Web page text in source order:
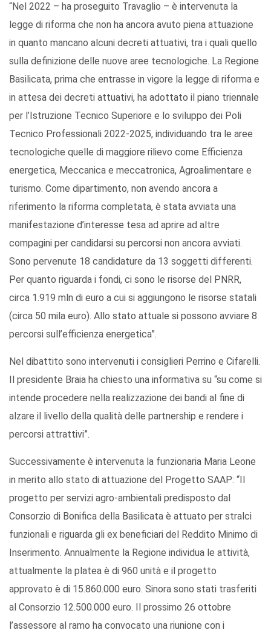
“Nel 2022 – ha proseguito Travaglio – è intervenuta la
legge di riforma che non ha ancora avuto piena attuazione
in quanto mancano alcuni decreti attuativi, tra i quali quello
sulla definizione delle nuove aree tecnologiche. La Regione
Basilicata, prima che entrasse in vigore la legge di riforma e
in attesa dei decreti attuativi, ha adottato il piano triennale
per l’Istruzione Tecnico Superiore e lo sviluppo dei Poli
Tecnico Professionali 2022-2025, individuando tra le aree
tecnologiche quelle di maggiore rilievo come Efficienza
energetica, Meccanica e meccatronica, Agroalimentare e
turismo. Come dipartimento, non avendo ancora a
riferimento la riforma completata, è stata avviata una
manifestazione d’interesse tesa ad aprire ad altre
compagini per candidarsi su percorsi non ancora avviati.
Sono pervenute 18 candidature da 13 soggetti differenti.
Per quanto riguarda i fondi, ci sono le risorse del PNRR,
circa 1.919 mln di euro a cui si aggiungono le risorse statali
(circa 50 mila euro). Allo stato attuale si possono avviare 8
percorsi sull’efficienza energetica”.
Nel dibattito sono intervenuti i consiglieri Perrino e Cifarelli.
Il presidente Braia ha chiesto una informativa su “su come si
intende procedere nella realizzazione dei bandi al fine di
alzare il livello della qualità delle partnership e rendere i
percorsi attrattivi”.
Successivamente è intervenuta la funzionaria Maria Leone
in merito allo stato di attuazione del Progetto SAAP: “Il
progetto per servizi agro-ambientali predisposto dal
Consorzio di Bonifica della Basilicata è attuato per stralci
funzionali e riguarda gli ex beneficiari del Reddito Minimo di
Inserimento. Annualmente la Regione individua le attività,
attualmente la platea è di 960 unità e il progetto
approvato è di 15.860.000 euro. Sinora sono stati trasferiti
al Consorzio 12.500.000 euro. Il prossimo 26 ottobre
l’assessore al ramo ha convocato una riunione con i